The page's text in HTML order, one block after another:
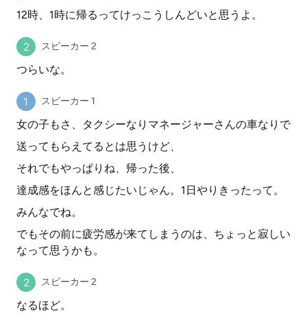
12時、1時に帰るってけっこうしんどいと思うよ。
スピーカー 2
つらいな。
スピーカー 1
女の子もさ、タクシーなりマネージャーさんの車なりで
送ってもらえてるとは思うけど、
それでもやっぱりね、帰った後、
達成感をほんと感じたいじゃん。1日やりきったって。
みんなでね。
でもその前に疲労感が来てしまうのは、ちょっと寂しい
なって思うかも。
スピーカー 2
なるほど。